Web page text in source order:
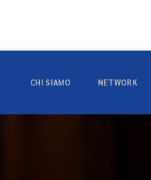
CHI SIAMO NETWORK